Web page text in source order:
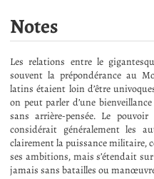
Notes
Les relations entre le
souvent la prépondérance au
latins étaient loin d’être
on peut parler d’une
sans arrière-pensée. Le
considérait généralement les
clairement la puissance militaire,
ses ambitions, mais s’étendait
jamais sans batailles ou